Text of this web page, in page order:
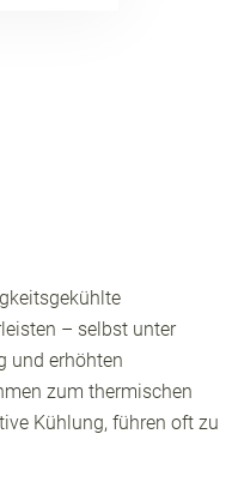
– selbst unter
und erhöhten
zum thermischen
Kühlung, führen oft zu